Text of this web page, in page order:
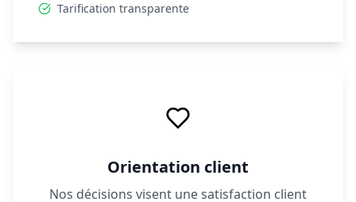
Tarification transparente
Orientation client
Nos décisions visent une satisfaction client